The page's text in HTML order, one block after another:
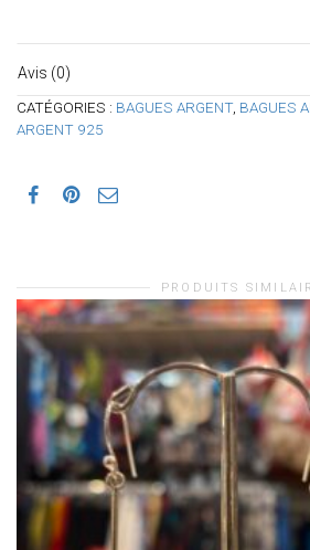
Avis (0)
CATÉGORIES : BAGUES ARGENT, BAGUES
ARGENT 925
PRODUITS